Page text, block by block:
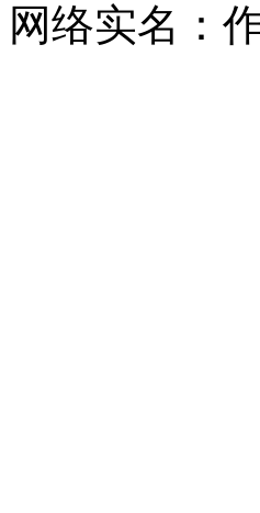
网络实名：